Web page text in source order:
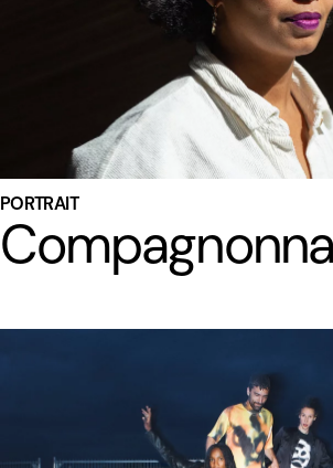
PORTRAIT